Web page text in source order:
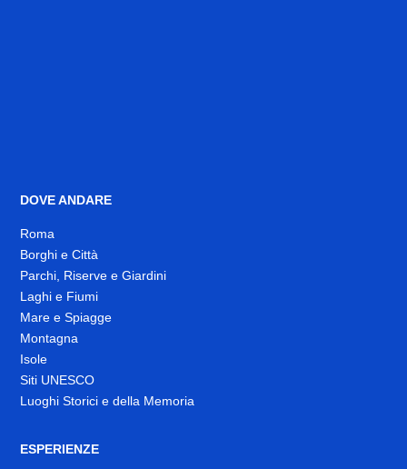
DOVE ANDARE
Roma
Borghi e Città
Parchi, Riserve e Giardini
Laghi e Fiumi
Mare e Spiagge
Montagna
Isole
Siti UNESCO
Luoghi Storici e della Memoria
ESPERIENZE